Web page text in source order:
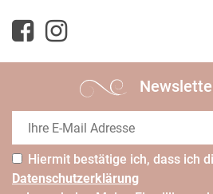
Hiermit bestätige ich, dass ich
Daten­schutz­erklärung